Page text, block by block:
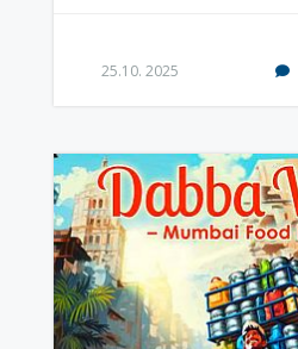
25.10. 2025